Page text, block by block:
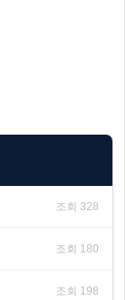
조회 328
조회 180
조회 198